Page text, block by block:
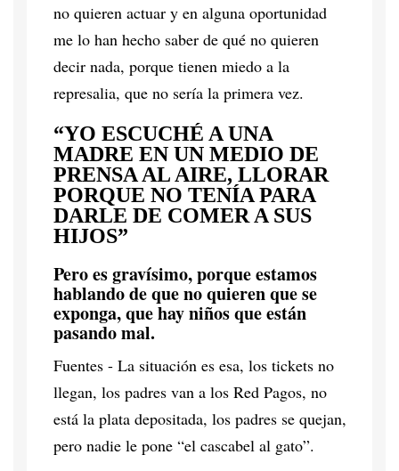
no quieren actuar y en alguna oportunidad
me lo han hecho saber de qué no quieren
decir nada, porque tienen miedo a la
represalia, que no sería la primera vez.
“YO ESCUCHÉ A UNA
MADRE EN UN MEDIO DE
PRENSA AL AIRE, LLORAR
PORQUE NO TENÍA PARA
DARLE DE COMER A SUS
HIJOS”
Pero es gravísimo, porque estamos
hablando de que no quieren que se
exponga, que hay niños que están
pasando mal.
Fuentes - La situación es esa, los tickets no
llegan, los padres van a los Red Pagos, no
está la plata depositada, los padres se quejan,
pero nadie le pone “el cascabel al gato”.